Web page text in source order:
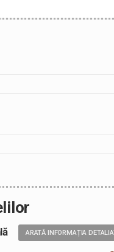
ARATĂ INFORMAȚIA